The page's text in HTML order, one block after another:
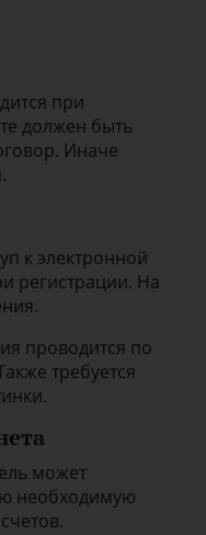
при
должен быть
Иначе
к электронной
регистрации. На
проводится по
требуется
может
необходимую